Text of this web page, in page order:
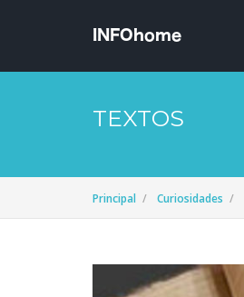
TEXTOS
Principal Curiosidades